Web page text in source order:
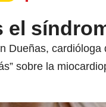
el
Dueñas,
sobre la